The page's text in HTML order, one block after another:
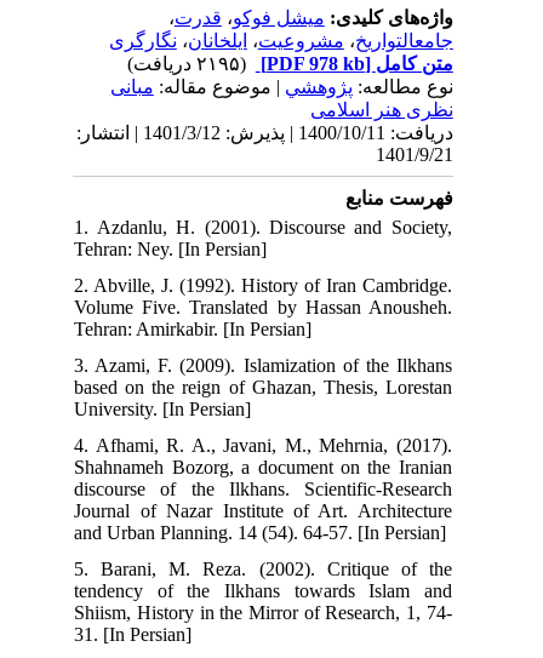
واژه‌های کلیدی:میشل فوکو،قدرت،
جامعالتواریخ،مشروعیت،ایلخانان، نگارگری
متن کامل[PDF 978 kb]
(۲۱۹۵ دریافت)
نوع مطالعه: پژوهشي | موضوع مقاله:مبانی
نظری هنر اسلامی
دریافت: 1400/10/11 | پذیرش: 1401/3/12 | انتشار:
1401/9/21
فهرست منابع
1. Azdanlu, H. (2001). Discourse and Society,
Tehran: Ney. [In Persian]
2. Abville, J. (1992). History of Iran Cambridge.
Volume Five. Translated by Hassan Anousheh.
Tehran: Amirkabir. [In Persian]
3. Azami, F. (2009). Islamization of the Ilkhans
based on the reign of Ghazan, Thesis, Lorestan
University. [In Persian]
4. Afhami, R. A., Javani, M., Mehrnia, (2017).
Shahnameh Bozorg, a document on the Iranian
discourse of the Ilkhans. Scientific-Research
Journal of Nazar Institute of Art. Architecture
and Urban Planning. 14 (54). 64-57. [In Persian]
5. Barani, M. Reza. (2002). Critique of the
tendency of the Ilkhans towards Islam and
Shiism, History in the Mirror of Research, 1, 74-
31. [In Persian]